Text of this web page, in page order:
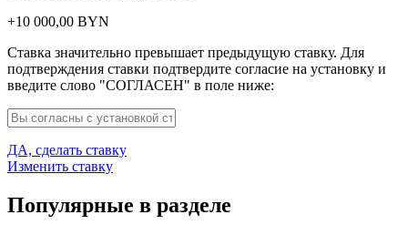
+10 000,00 BYN
Ставка значительно превышает предыдущую ставку. Для
подтверждения ставки подтвердите согласие на установку и
введите слово "СОГЛАСЕН" в поле ниже:
ДА, сделать ставку
Изменить ставку
Популярные в разделе